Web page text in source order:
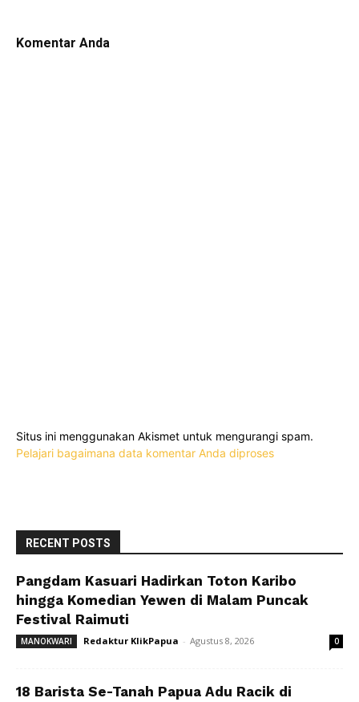
Komentar Anda
Situs ini menggunakan Akismet untuk mengurangi spam.
Pelajari bagaimana data komentar Anda diproses
RECENT POSTS
Pangdam Kasuari Hadirkan Toton Karibo
hingga Komedian Yewen di Malam Puncak
Festival Raimuti
MANOKWARI Redaktur KlikPapua - Agustus 8, 2026 0
18 Barista Se-Tanah Papua Adu Racik di